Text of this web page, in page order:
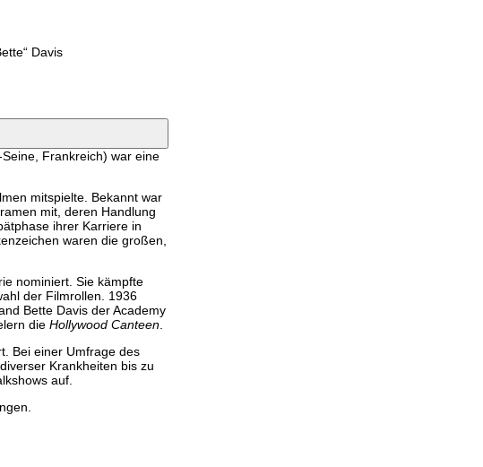
Davis
Frankreich) war eine
mitspielte. Bekannt war
mit, deren Handlung
ihrer Karriere in
waren die großen,
nominiert. Sie kämpfte
der Filmrollen. 1936
Bette Davis der Academy
die Hollywood Canteen
Bei einer Umfrage des
Krankheiten bis zu
auf.